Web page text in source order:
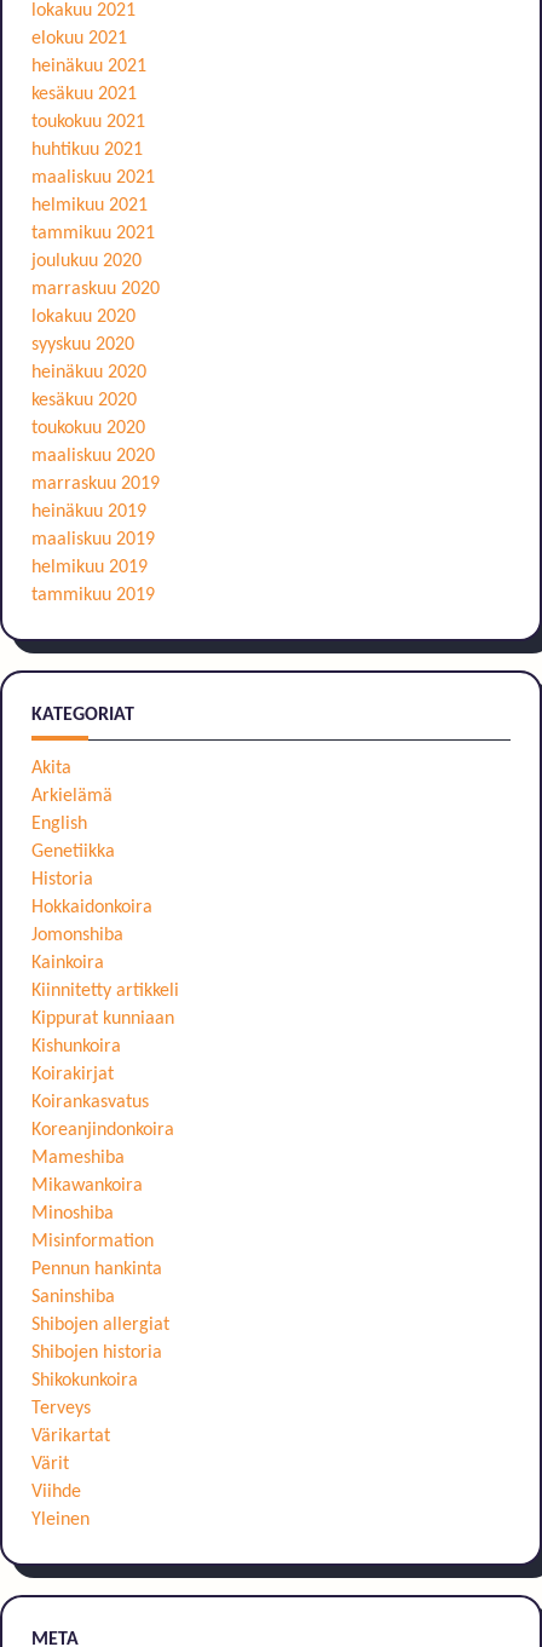
lokakuu 2021
elokuu 2021
heinäkuu 2021
kesäkuu 2021
toukokuu 2021
huhtikuu 2021
maaliskuu 2021
helmikuu 2021
tammikuu 2021
joulukuu 2020
marraskuu 2020
lokakuu 2020
syyskuu 2020
heinäkuu 2020
kesäkuu 2020
toukokuu 2020
maaliskuu 2020
marraskuu 2019
heinäkuu 2019
maaliskuu 2019
helmikuu 2019
tammikuu 2019
KATEGORIAT
Akita
Arkielämä
English
Genetiikka
Historia
Hokkaidonkoira
Jomonshiba
Kainkoira
Kiinnitetty artikkeli
Kippurat kunniaan
Kishunkoira
Koirakirjat
Koirankasvatus
Koreanjindonkoira
Mameshiba
Mikawankoira
Minoshiba
Misinformation
Pennun hankinta
Saninshiba
Shibojen allergiat
Shibojen historia
Shikokunkoira
Terveys
Värikartat
Värit
Viihde
Yleinen
META